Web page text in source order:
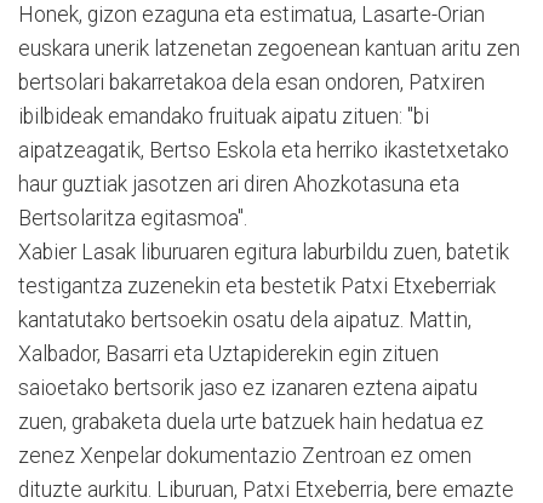
Honek, gizon ezaguna eta estimatua, Lasarte-Orian
euskara unerik latzenetan zegoenean kantuan aritu zen
bertsolari bakarretakoa dela esan ondoren, Patxiren
ibilbideak emandako fruituak aipatu zituen: "bi
aipatzeagatik, Bertso Eskola eta herriko ikastetxetako
haur guztiak jasotzen ari diren Ahozkotasuna eta
Bertsolaritza egitasmoa".
Xabier Lasak liburuaren egitura laburbildu zuen, batetik
testigantza zuzenekin eta bestetik Patxi Etxeberriak
kantatutako bertsoekin osatu dela aipatuz. Mattin,
Xalbador, Basarri eta Uztapiderekin egin zituen
saioetako bertsorik jaso ez izanaren eztena aipatu
zuen, grabaketa duela urte batzuek hain hedatua ez
zenez Xenpelar dokumentazio Zentroan ez omen
dituzte aurkitu. Liburuan, Patxi Etxeberria, bere emazte